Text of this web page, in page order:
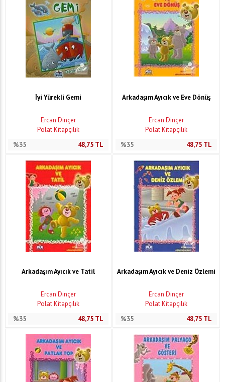
İyi Yürekli Gemi
Ercan Dinçer
Polat Kitapçılık
%35
48,75TL
Arkadaşım Ayıcık ve Eve Dönüş
Ercan Dinçer
Polat Kitapçılık
%35
48,75 TL
Arkadaşım Ayıcık ve Tatil
Ercan Dinçer
Polat Kitapçılık
%35
48,75TL
Arkadaşım Ayıcık ve Deniz Özlemi
Ercan Dinçer
Polat Kitapçılık
%35
48,75 TL